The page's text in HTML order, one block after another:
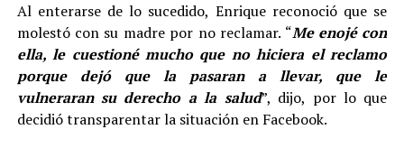
Al enterarse de lo sucedido, Enrique reconoció que se
molestó con su madre por no reclamar. “Me enojé con
ella, le cuestioné mucho que no hiciera el reclamo
porque dejó que la pasaran a llevar, que le
vulneraran su derecho a la salud”, dijo, por lo que
decidió transparentar la situación en Facebook.